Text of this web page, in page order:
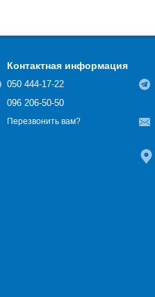
Контактная информация
050 444-17-22
096 206-50-50
Перезвонить вам?